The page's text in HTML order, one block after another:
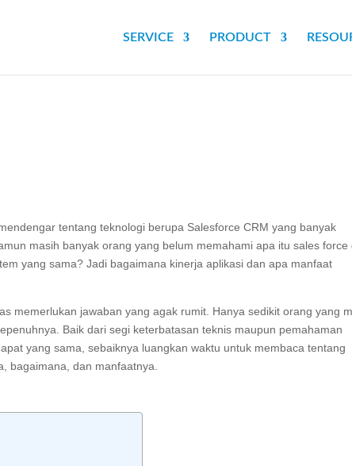
SERVICE PRODUCT
tentang teknologi berupa Salesforce CRM yang banyak
masih banyak orang yang belum memahami apa itu sales force
yang sama? Jadi bagaimana kinerja aplikasi dan apa manfaat
memerlukan jawaban yang agak rumit. Hanya sedikit orang yang
Baik dari segi keterbatasan teknis maupun pemahaman
yang sama, sebaiknya luangkan waktu untuk membaca tentang
bagaimana, dan manfaatnya.